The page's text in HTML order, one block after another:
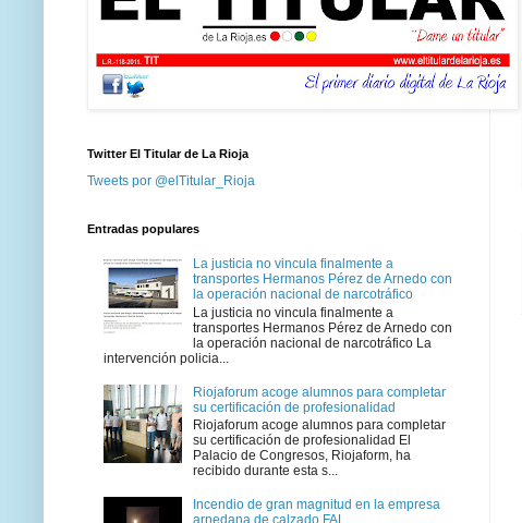
Twitter El Titular de La Rioja
Tweets por @elTitular_Rioja
Entradas populares
La justicia no vincula finalmente a
transportes Hermanos Pérez de Arnedo con
la operación nacional de narcotráfico
La justicia no vincula finalmente a
transportes Hermanos Pérez de Arnedo con
la operación nacional de narcotráfico La
intervención policia...
Riojaforum acoge alumnos para completar
su certificación de profesionalidad
Riojaforum acoge alumnos para completar
su certificación de profesionalidad El
Palacio de Congresos, Riojaform, ha
recibido durante esta s...
Incendio de gran magnitud en la empresa
arnedana de calzado FAL